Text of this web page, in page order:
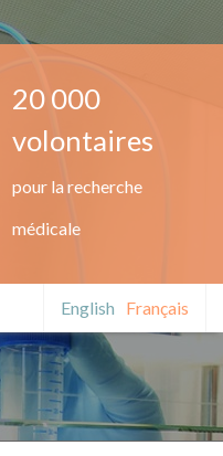
20 000
volontaires
pour la recherche
médicale
English Français